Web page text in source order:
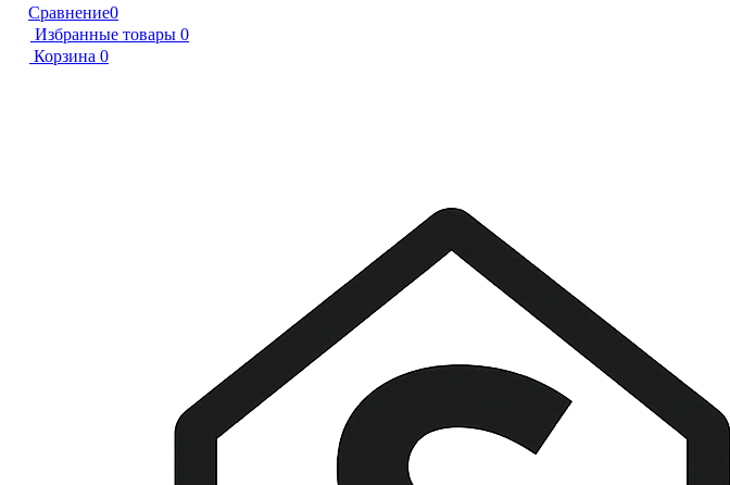
Сравнение0
Избранные товары 0
Корзина 0